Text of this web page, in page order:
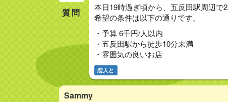
質問
本日19時過ぎ頃から、五反田駅周辺で
希望の条件は以下の通りです。
・予算 6千円/人以内
・五反田駅から徒歩10分未満
・雰囲気の良いお店
恋人と
Sammy